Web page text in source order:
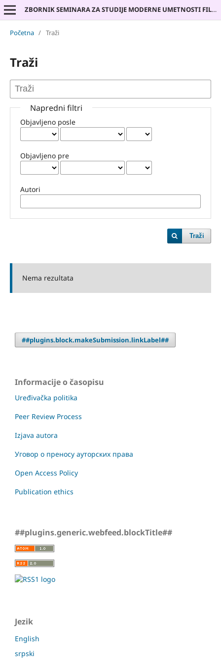
ZBORNIK SEMINARA ZA STUDIJE MODERNE UMETNOSTI FILOZOFSKOG FAKULTETA UNIVERZITETA U BEOGRADU
Početna / Traži
Traži
Napredni filtri
Objavljeno posle
Objavljeno pre
Autori
Traži
Nema rezultata
##plugins.block.makeSubmission.linkLabel##
Informacije o časopisu
Uređivačka politika
Peer Review Process
Izjava autora
Уговор о преносу ауторских права
Open Access Policy
Publication ethics
##plugins.generic.webfeed.blockTitle##
Jezik
English
srpski